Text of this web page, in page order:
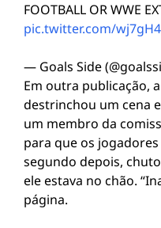
FOOTBALL OR WWE
pic.twitter.com/
— Goals Side
Em outra publicação,
destrinchou um cena
um membro da
para que os
segundo depois,
ele estava no chão.
página.